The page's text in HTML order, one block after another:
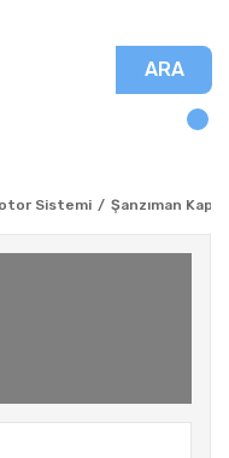
ARA
Sistemi Şanzıman